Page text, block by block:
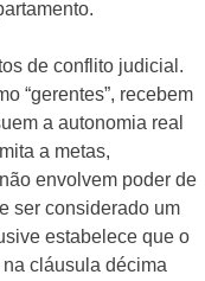
de conflito judicial.
“gerentes”, recebem
a autonomia real
a metas,
envolvem poder de
ser considerado um
estabelece que o
cláusula décima